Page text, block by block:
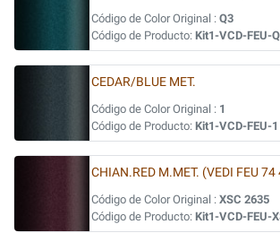
Código de Color Original : Q3
Código de Producto: Kit1-VCD-FEU-
CEDAR/BLUE MET.
Código de Color Original : 1
Código de Producto: Kit1-VCD-FEU-1
CHIAN.RED M.MET. (VEDI FEU
Código de Color Original : XSC 2635
Código de Producto: Kit1-VCD-FEU-